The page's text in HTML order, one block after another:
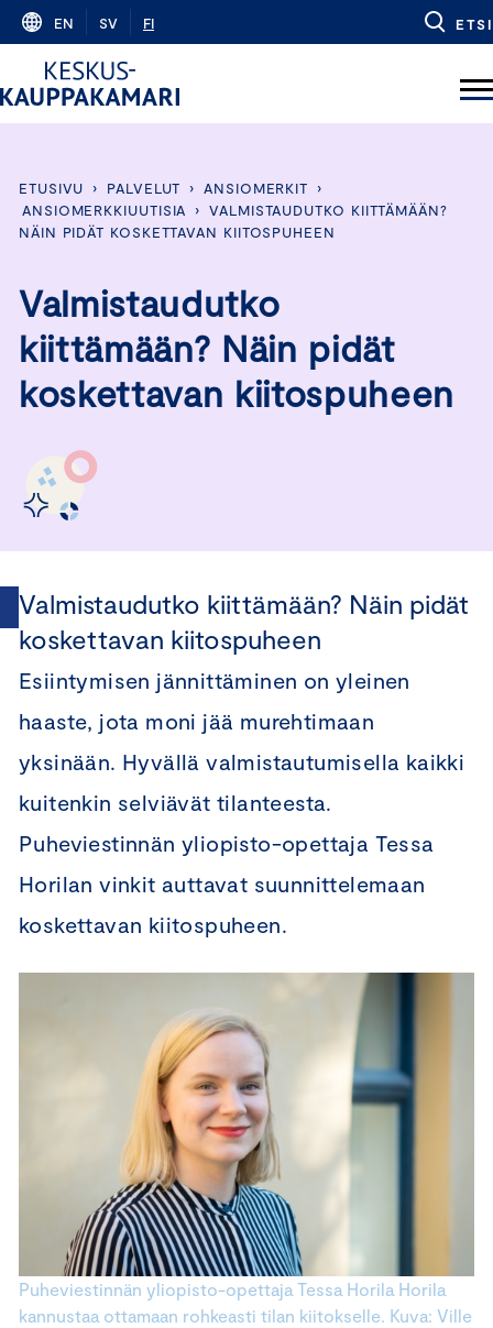
Skip
content
EN SV FI ETSI
ETUSIVU › PALVELUT › ANSIOMERKIT
›
ANSIOMERKKIUUTISIA
› VALMISTAUDUTKO KIITTÄMÄÄN?
NÄIN PIDÄT KOSKETTAVAN KIITOSPUHEEN
Valmistaudutko
kiittämään? Näin pidät
koskettavan kiitospuheen
Valmistaudutko kiittämään? Näin pidät
koskettavan kiitospuheen
Esiintymisen jännittäminen on yleinen
haaste, jota moni jää murehtimaan
yksinään. Hyvällä valmistautumisella kaikki
kuitenkin selviävät tilanteesta.
Puheviestinnän yliopisto-opettaja Tessa
Horilan vinkit auttavat suunnittelemaan
koskettavan kiitospuheen.
Puheviestinnän yliopisto-opettaja Tessa Horila Horila
kannustaa ottamaan rohkeasti tilan kiitokselle. Kuva: Ville